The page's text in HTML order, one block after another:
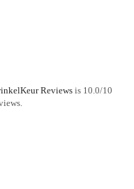
Reviews is 10.0/10